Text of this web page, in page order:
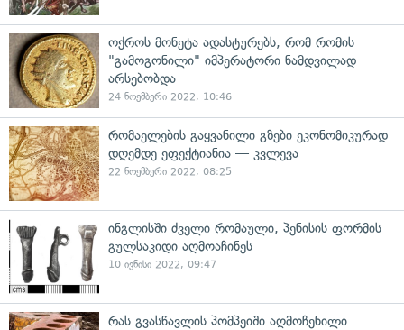
ოქროს მონეტა ადასტურებს, რომ რომის
"გამოგონილი" იმპერატორი ნამდვილად
არსებობდა
24 ნოემბერი 2022, 10:46
რომაელების გაყვანილი გზები ეკონომიკურად
დღემდე ეფექტიანია — კვლევა
22 ნოემბერი 2022, 08:25
ინგლისში ძველი რომაული, პენისის ფორმის
გულსაკიდი აღმოაჩინეს
10 ივნისი 2022, 09:47
რას გვასწავლის პომპეიში აღმოჩენილი